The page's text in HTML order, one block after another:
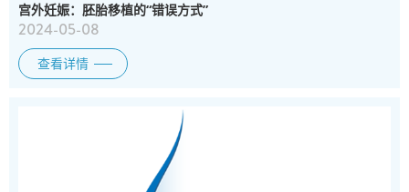
宫外妊娠：胚胎移植的“错误方式”
2024-05-08
查看详情